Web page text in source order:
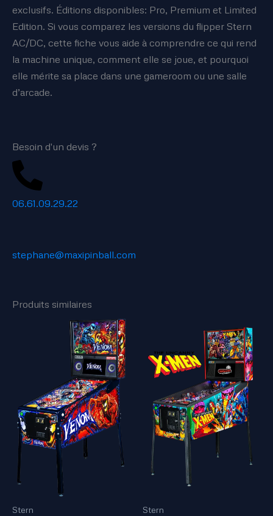
exclusifs. Éditions disponibles: Pro, Premium et Limited
Edition. Si vous comparez les versions du flipper Stern
AC/DC, cette fiche vous aide à comprendre ce qui rend
la machine unique, comment elle se joue, et pourquoi
elle mérite sa place dans une gameroom ou une salle
d’arcade.
Besoin d'un devis ?
06.61.09.29.22
stephane@maxipinball.com
Produits similaires
Stern Stern